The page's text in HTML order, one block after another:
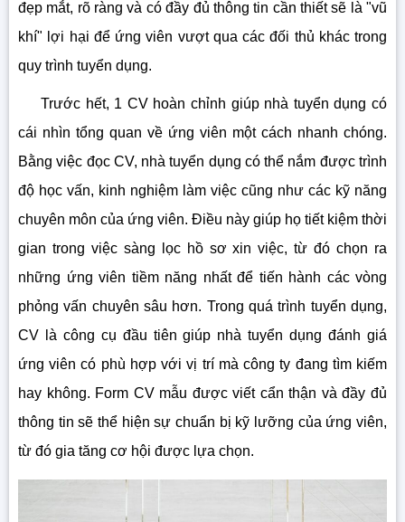
đẹp mắt, rõ ràng và có đầy đủ thông tin cần thiết sẽ là "vũ
khí" lợi hại để ứng viên vượt qua các đối thủ khác trong
quy trình tuyển dụng.
Trước hết, 1 CV hoàn chỉnh giúp nhà tuyển dụng có
cái nhìn tổng quan về ứng viên một cách nhanh chóng.
Bằng việc đọc CV, nhà tuyển dụng có thể nắm được trình
độ học vấn, kinh nghiệm làm việc cũng như các kỹ năng
chuyên môn của ứng viên. Điều này giúp họ tiết kiệm thời
gian trong việc sàng lọc hồ sơ xin việc, từ đó chọn ra
những ứng viên tiềm năng nhất để tiến hành các vòng
phỏng vấn chuyên sâu hơn. Trong quá trình tuyển dụng,
CV là công cụ đầu tiên giúp nhà tuyển dụng đánh giá
ứng viên có phù hợp với vị trí mà công ty đang tìm kiếm
hay không. Form CV mẫu được viết cẩn thận và đầy đủ
thông tin sẽ thể hiện sự chuẩn bị kỹ lưỡng của ứng viên,
từ đó gia tăng cơ hội được lựa chọn.